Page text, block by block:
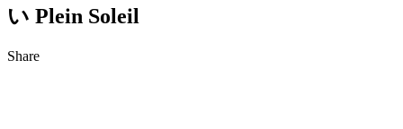
い Plein Soleil
Share